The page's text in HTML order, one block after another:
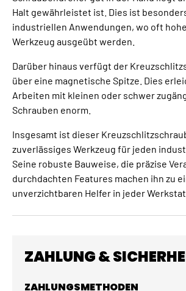
Halt gewährleistet ist. Dies ist
industriellen Anwendungen, wo oft
Werkzeug ausgeübt werden.
Darüber hinaus verfügt der
über eine magnetische Spitze. Dies
Arbeiten mit kleinen oder schwer
Schrauben enorm.
Insgesamt ist dieser
zuverlässiges Werkzeug für jeden
Seine robuste Bauweise, die präzise
durchdachten Features machen ihn zu
unverzichtbaren Helfer in jeder
ZAHLUNG &
ZAHLUNGSMETHODEN